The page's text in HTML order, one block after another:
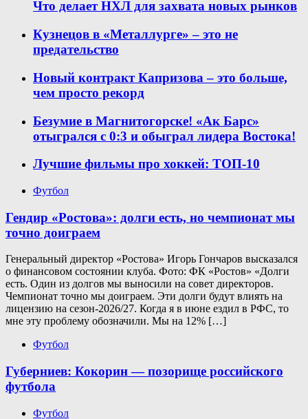
Что делает НХЛ для захвата новых рынков
Кузнецов в «Металлурге» – это не
предательство
Новый контракт Капризова – это больше,
чем просто рекорд
Безумие в Магнитогорске! «Ак Барс»
отыгрался с 0:3 и обыграл лидера Востока!
Лучшие фильмы про хоккей: ТОП-10
Футбол
Гендир «Ростова»: долги есть, но чемпионат мы
точно доиграем
Генеральный директор «Ростова» Игорь Гончаров высказался
о финансовом состоянии клуба. Фото: ФК «Ростов» «Долги
есть. Один из долгов мы выносили на совет директоров.
Чемпионат точно мы доиграем. Эти долги будут влиять на
лицензию на сезон-2026/27. Когда я в июне ездил в РФС, то
мне эту проблему обозначили. Мы на 12% […]
Футбол
Губерниев: Кокорин — позорище российского
футбола
Футбол